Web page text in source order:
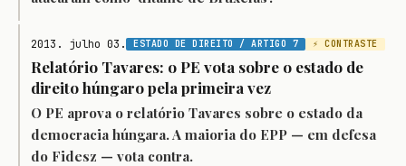
2013. julho 03. ESTADO DE DIREITO / ARTIGO 7 ⚡ CONTRASTE
Relatório Tavares: o PE vota sobre o estado de
direito húngaro pela primeira vez
O PE aprova o relatório Tavares sobre o estado da
democracia húngara. A maioria do EPP — em defesa
do Fidesz — vota contra.